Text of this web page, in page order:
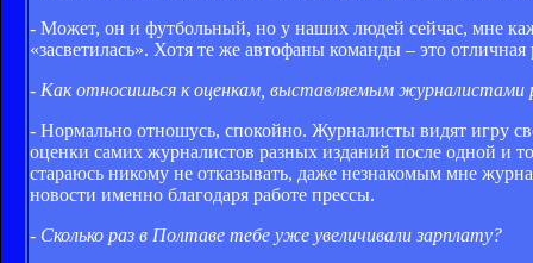
- Может, он и футбольный, но у наших людей сейчас, мне
«засветилась». Хотя те же автофаны команды – это
- Как относишься к оценкам, выставляемым журналистами
- Нормально отношусь, спокойно. Журналисты видят игру
оценки самих журналистов разных изданий после одной и
стараюсь никому не отказывать, даже незнакомым мне
новости именно благодаря работе прессы.
- Сколько раз в Полтаве тебе уже увеличивали зарплату?